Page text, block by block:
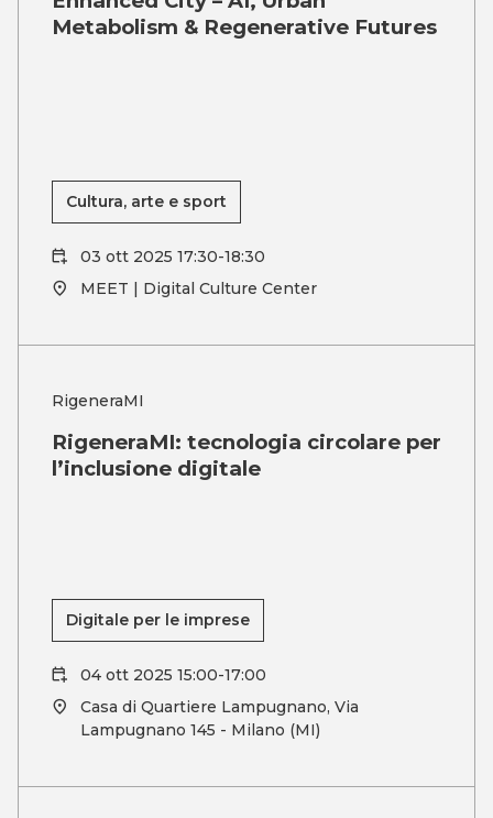
Metabolism & Regenerative Futures
Cultura, arte e sport
03 ott 2025 17:30-18:30
MEET | Digital Culture Center
RigeneraMI
RigeneraMI: tecnologia circolare per
l’inclusione digitale
Digitale per le imprese
04 ott 2025 15:00-17:00
Casa di Quartiere Lampugnano, Via
Lampugnano 145 - Milano (MI)